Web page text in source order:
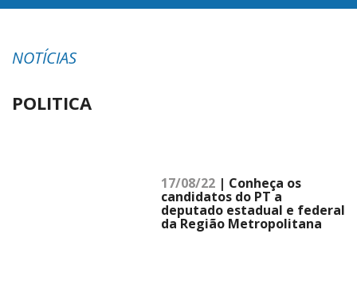
NOTÍCIAS
POLITICA
17/08/22 | Conheça os
candidatos do PT a
deputado estadual e federal
da Região Metropolitana